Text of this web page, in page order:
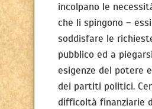
incolpano le
che li spingono –
soddisfare le
pubblico ed a
esigenze del potere
dei partiti politici.
difficoltà finanziarie